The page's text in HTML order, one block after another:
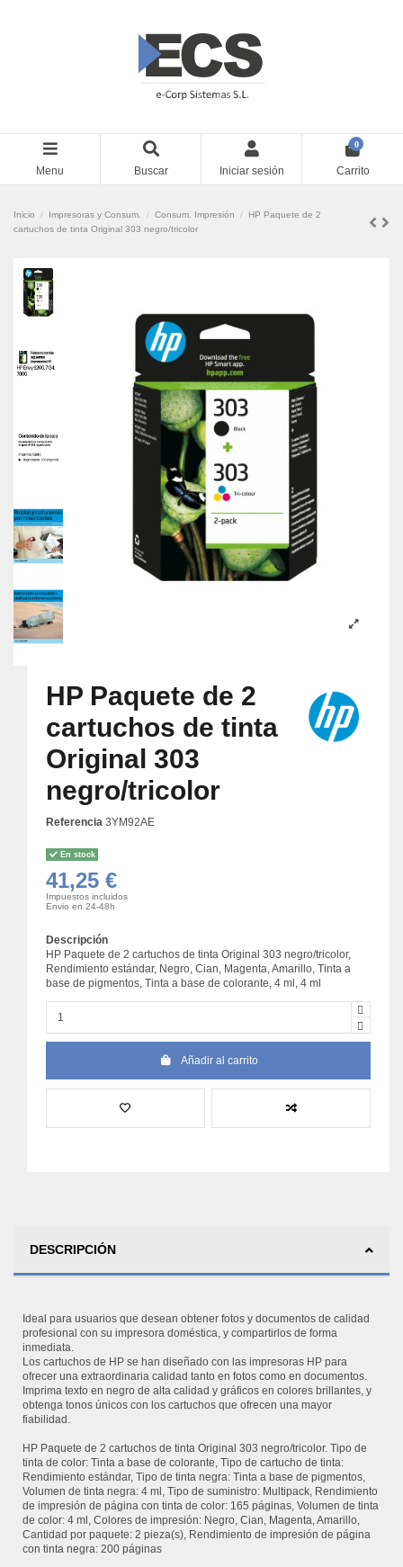
Menu Buscar Iniciar sesión
0
Carrito
Inicio Impresoras y Consum. Consum. Impresión
HP Paquete de 2
cartuchos de tinta Original 303 negro/tricolor
HP Paquete de 2
cartuchos de tinta
Original 303
negro/tricolor
Referencia 3YM92AE
En stock
41,25 €
Impuestos incluidos
Envio en 24-48h
Descripción
HP Paquete de 2 cartuchos de tinta Original 303 negro/tricolor,
Rendimiento estándar, Negro, Cian, Magenta, Amarillo, Tinta a
base de pigmentos, Tinta a base de colorante, 4 ml, 4 ml
Añadir al carrito
DESCRIPCIÓN
Ideal para usuarios que desean obtener fotos y documentos de calidad
profesional con su impresora doméstica, y compartirlos de forma
inmediata.
Los cartuchos de HP se han diseñado con las impresoras HP para
ofrecer una extraordinaria calidad tanto en fotos como en documentos.
Imprima texto en negro de alta calidad y gráficos en colores brillantes, y
obtenga tonos únicos con los cartuchos que ofrecen una mayor
fiabilidad.
HP Paquete de 2 cartuchos de tinta Original 303 negro/tricolor. Tipo de
tinta de color: Tinta a base de colorante, Tipo de cartucho de tinta:
Rendimiento estándar, Tipo de tinta negra: Tinta a base de pigmentos,
Volumen de tinta negra: 4 ml, Tipo de suministro: Multipack, Rendimiento
de impresión de página con tinta de color: 165 páginas, Volumen de tinta
de color: 4 ml, Colores de impresión: Negro, Cian, Magenta, Amarillo,
Cantidad por paquete: 2 pieza(s), Rendimiento de impresión de página
con tinta negra: 200 páginas